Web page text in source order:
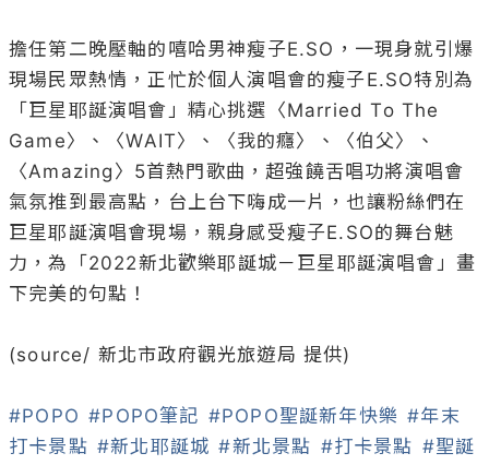
擔任第二晚壓軸的嘻哈男神瘦子E.SO，一現身就引爆
現場民眾熱情，正忙於個人演唱會的瘦子E.SO特別為
「巨星耶誕演唱會」精心挑選〈Married To The
Game〉、〈WAIT〉、〈我的癮〉、〈伯父〉、
〈Amazing〉5首熱門歌曲，超強饒舌唱功將演唱會
氣氛推到最高點，台上台下嗨成一片，也讓粉絲們在
巨星耶誕演唱會現場，親身感受瘦子E.SO的舞台魅
力，為「2022新北歡樂耶誕城－巨星耶誕演唱會」畫
下完美的句點！
(source/ 新北市政府觀光旅遊局 提供)
#POPO #POPO筆記 #POPO聖誕新年快樂 #年末
打卡景點 #新北耶誕城 #新北景點 #打卡景點 #聖誕